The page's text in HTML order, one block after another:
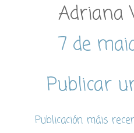
Adriana
7 de
Publicar
Publicación máis